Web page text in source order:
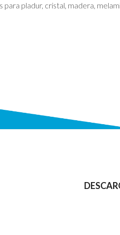
para pladur, cristal, madera,